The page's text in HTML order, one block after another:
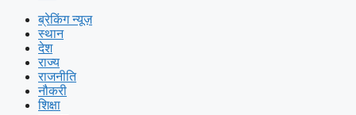
ब्रेकिंग न्यूज़
स्थान
देश
राज्य
राजनीति
नौकरी
शिक्षा